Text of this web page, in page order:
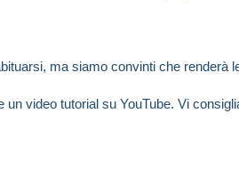
ma siamo convinti che renderà
video tutorial su YouTube. Vi